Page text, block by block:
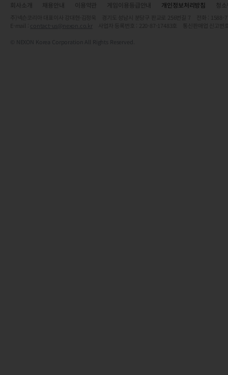
개인정보처리방침
contact-us@nexon.co.kr
© NEXON Korea Corporation All Rights Reserved.